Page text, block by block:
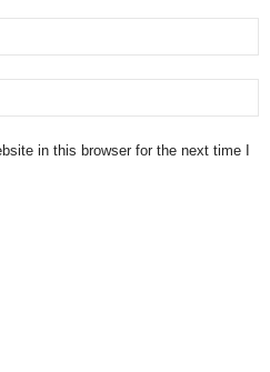
in this browser for the next time I